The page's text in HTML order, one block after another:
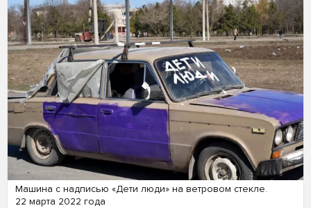
Машина с надписью «Дети люди» на ветровом стекле.
22 марта 2022 года